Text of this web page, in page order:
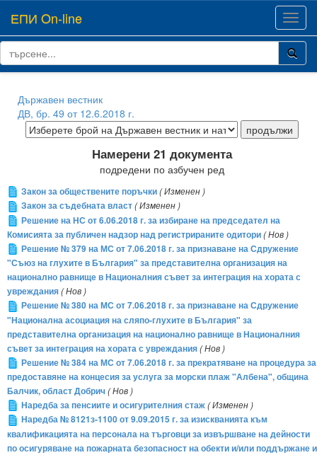
ЕПИ On-line
Държавен вестник
ДВ, бр. 49 от 12.6.2018 г.
Намерени 21 документа
подредени по азбучен ред
Закон за обществените поръчки( Изменен )
Закон за съдебната власт( Изменен )
Решение на НС от 6.06.2018 г. за избиране на председател на
Комисията за публичен надзор над регистрираните одитори( Нов )
Решение № 379 на МС от 7.06.2018 г. за признаване на Сдружение
"Съюз на глухите в България" за представителна организация на
национално равнище в Националния съвет за интеграция на хората с
увреждания( Нов )
Решение № 380 на МС от 7.06.2018 г. за признаване на Сдружение
"Национална асоциация на сляпо-глухите в България" за
представителна организация на национално равнище в Националния
съвет за интеграция на хората с увреждания( Нов )
Решение № 384 на МС от 7.06.2018 г. за прекратяване на процедура за
предоставяне на концесия за услуга за морски плаж "Албена", община
Балчик, област Добрич( Нов )
Наредба за пенсиите и осигурителния стаж( Изменен )
Наредба № 8121з-1100 от 9.09.2015 г. за изискванията към
квалификацията на персонала на търговци за извършване на дейности
по осигуряване на пожарната безопасност на обекти и/или поддържане и